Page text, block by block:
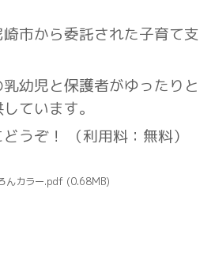
市から委託された子育て支
幼児と保護者がゆったりと
ています。
うぞ！ （利用料：無料）
んカラー.pdf (0.68MB)